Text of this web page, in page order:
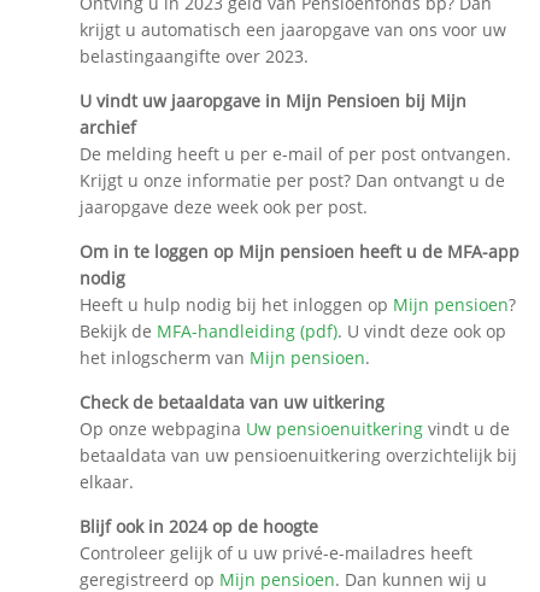
krijgt u automatisch een jaaropgave van ons voor uw
belastingaangifte over 2023.
U vindt uw jaaropgave in Mijn Pensioen bij Mijn
archief
De melding heeft u per e-mail of per post ontvangen.
Krijgt u onze informatie per post? Dan ontvangt u de
jaaropgave deze week ook per post.
Om in te loggen op Mijn pensioen heeft u de MFA-app
nodig
Heeft u hulp nodig bij het inloggen op Mijn pensioen?
Bekijk de MFA-handleiding (pdf). U vindt deze ook op
het inlogscherm van Mijn pensioen.
Check de betaaldata van uw uitkering
Op onze webpagina Uw pensioenuitkering vindt u de
betaaldata van uw pensioenuitkering overzichtelijk bij
elkaar.
Blijf ook in 2024 op de hoogte
Controleer gelijk of u uw privé-e-mailadres heeft
geregistreerd op Mijn pensioen. Dan kunnen wij u